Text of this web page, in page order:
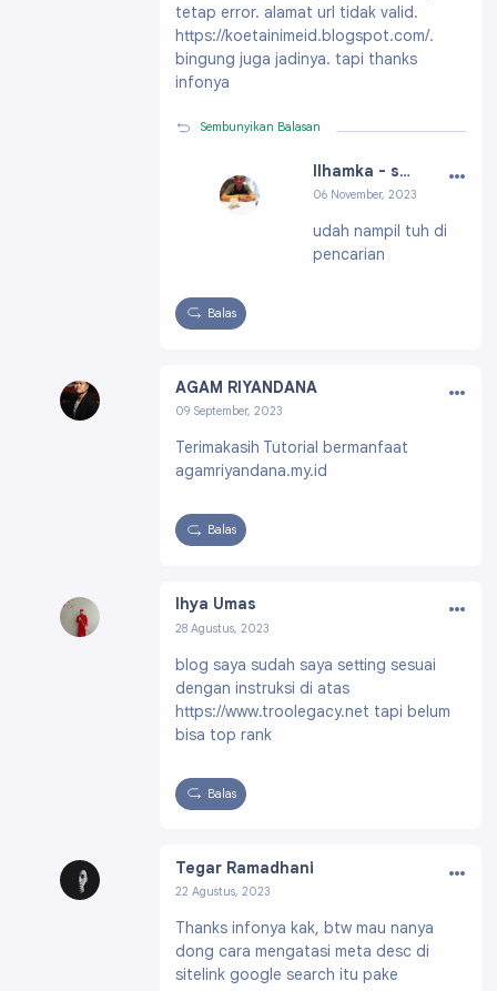
tetap error. alamat url tidak valid.
https://koetainimeid.blogspot.com/.
bingung juga jadinya. tapi thanks
infonya
Sembunyikan Balasan
Ilhamka - semblianinspirasi
06 November, 2023
w.blogger.com/pro
file/05607212606
…
udah nampil tuh di
pencarian
Balas
AGAM RIYANDANA
09 September, 2023
28381151459173273
…
Terimakasih Tutorial bermanfaat
agamriyandana.my.id
Balas
Ihya Umas
28 Agustus, 2023
9941062307515151
…
blog saya sudah saya setting sesuai
dengan instruksi di atas
https://www.troolegacy.net tapi belum
bisa top rank
Balas
Tegar Ramadhani
22 Agustus, 2023
76534435228550756
…
Thanks infonya kak, btw mau nanya
dong cara mengatasi meta desc di
sitelink google search itu pake